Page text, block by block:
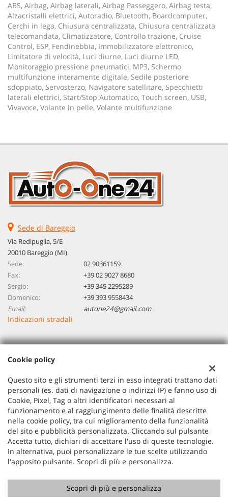
ABS, Airbag, Airbag laterali, Airbag Passeggero, Airbag testa,
Alzacristalli elettrici, Autoradio, Bluetooth, Boardcomputer,
Cerchi in lega, Chiusura centralizzata, Chiusura centralizzata
telecomandata, Climatizzatore, Controllo trazione, Cruise
Control, ESP, Fendinebbia, Immobilizzatore elettronico,
Limitatore di velocità, Luci diurne, Luci diurne LED,
Monitoraggio pressione pneumatici, MP3, Schermo
multifunzione interamente digitale, Sedile posteriore
sdoppiato, Servosterzo, Navigatore satellitare, Specchietti
laterali elettrici, Start/Stop Automatico, Touch screen, USB,
Vivavoce, Volante in pelle, Volante multifunzione
Sede di Bareggio
Via Redipuglia, 5/E
20010 Bareggio (MI)
Sede:
02 90361159
Fax:
+39 02 9027 8680
Sergio:
+39 345 2295289
Domenico:
+39 393 9558434
Email:
autone24@gmail.com
Indicazioni stradali
Dati fiscali:
Autoone 24 Di Piccinini Sergio Domenico
VIA REDIPUGLIA 5/E, BAREGGIO (MI)
P.IVA:07806030966
Registro delle imprese:MI
Copyright © 2026 GestionaleAuto.com S.r.l., Tutti i diritti
riservati -Leggi l'informativa sulla privacy-Cookie Policy
Cookie policy
Questo sito e gli strumenti terzi in esso integrati trattano dati
personali (es. dati di navigazione o indirizzi IP) e fanno uso di
Cookie, Pixel, Tag o altri identificatori necessari al
funzionamento e al raggiungimento delle finalità descritte
nella cookie policy, tra cui miglioramento della funzionalità
del sito e pubblicità personalizzata. Cliccando sul pulsante
Accetta tutto, dichiari di accettare l'uso di queste tecnologie.
In alternativa, puoi personalizzare le tue scelte utilizzando
l'apposito pulsante. Scopri di più e personalizza.
Scopri di più e personalizza